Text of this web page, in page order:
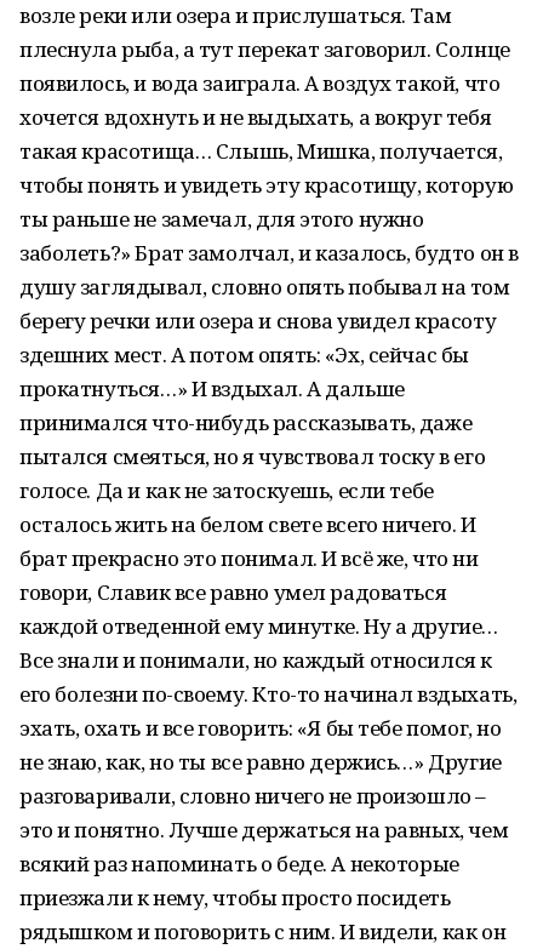
возле реки или озера и прислушаться. Там
плеснула рыба, а тут перекат заговорил. Солнце
появилось, и вода заиграла. А воздух такой, что
хочется вдохнуть и не выдыхать, а вокруг тебя
такая красотища… Слышь, Мишка, получается,
чтобы понять и увидеть эту красотищу, которую
ты раньше не замечал, для этого нужно
заболеть?» Брат замолчал, и казалось, будто он в
душу заглядывал, словно опять побывал на том
берегу речки или озера и снова увидел красоту
здешних мест. А потом опять: «Эх, сейчас бы
прокатнуться…» И вздыхал. А дальше
принимался что-нибудь рассказывать, даже
пытался смеяться, но я чувствовал тоску в его
голосе. Да и как не затоскуешь, если тебе
осталось жить на белом свете всего ничего. И
брат прекрасно это понимал. И всё же, что ни
говори, Славик все равно умел радоваться
каждой отведенной ему минутке. Ну а другие…
Все знали и понимали, но каждый относился к
его болезни по-своему. Кто-то начинал вздыхать,
эхать, охать и все говорить: «Я бы тебе помог, но
не знаю, как, но ты все равно держись…» Другие
разговаривали, словно ничего не произошло –
это и понятно. Лучше держаться на равных, чем
всякий раз напоминать о беде. А некоторые
приезжали к нему, чтобы просто посидеть
рядышком и поговорить с ним. И видели, как он